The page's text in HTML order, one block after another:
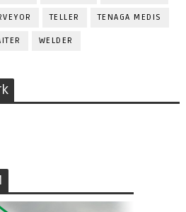
TELLER TENAGA MEDIS
WELDER